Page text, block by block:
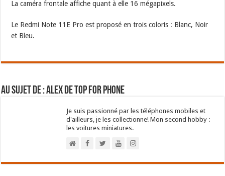
La caméra frontale affiche quant à elle 16 mégapixels.
Le Redmi Note 11E Pro est proposé en trois coloris : Blanc, Noir
et Bleu.
Au sujet de : Alex de Top For Phone
Je suis passionné par les téléphones mobiles et
d'ailleurs, je les collectionne! Mon second hobby :
les voitures miniatures.